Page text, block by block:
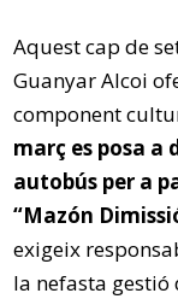
Aquest cap de
Guanyar Alcoi
component
març es posa a
autobús per a
“Mazón
exigeix
la nefasta gestió